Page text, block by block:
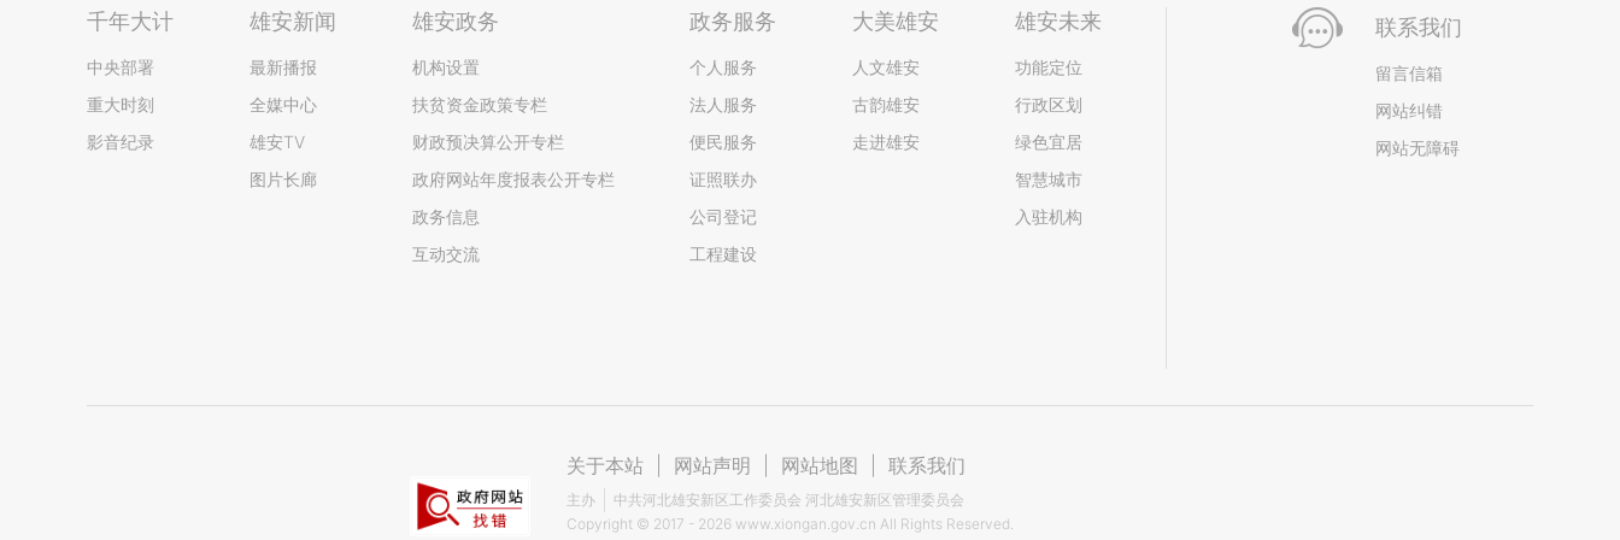
千年大计
中央部署
重大时刻
影音纪录
雄安新闻
最新播报
全媒中心
雄安TV
图片长廊
雄安政务
机构设置
扶贫资金政策专栏
财政预决算公开专栏
政府网站年度报表公开专栏
政务信息
互动交流
政务服务
个人服务
法人服务
便民服务
证照联办
公司登记
工程建设
大美雄安
人文雄安
古韵雄安
走进雄安
雄安未来
功能定位
行政区划
绿色宜居
智慧城市
入驻机构
联系我们
留言信箱
网站纠错
网站无障碍
关于本站 网站声明 网站地图 联系我们
主办
中共河北雄安新区工作委员会 河北雄安新区管理委员会
Copyright © 2017 - 2026 www.xiongan.gov.cn All Rights Reserved.